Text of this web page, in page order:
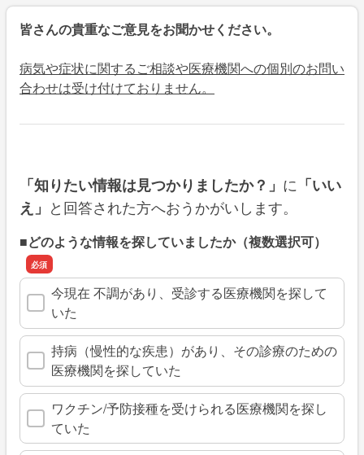
皆さんの貴重なご意見をお聞かせください。
病気や症状に関するご相談や医療機関への個別のお問い
合わせは受け付けておりません。
「知りたい情報は見つかりましたか？」 に 「いい
え」 と回答された方へおうかがいします。
■どのような情報を探していましたか（複数選択可）
今現在 不調があり、受診する医療機関を探して
いた
持病（慢性的な疾患）があり、その診療のための
医療機関を探していた
ワクチン/予防接種を受けられる医療機関を探し
ていた